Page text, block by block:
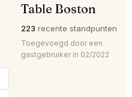
Table Boston
223 recente standpunten
Toegevoegd door een
gastgebruiker in 02/2022